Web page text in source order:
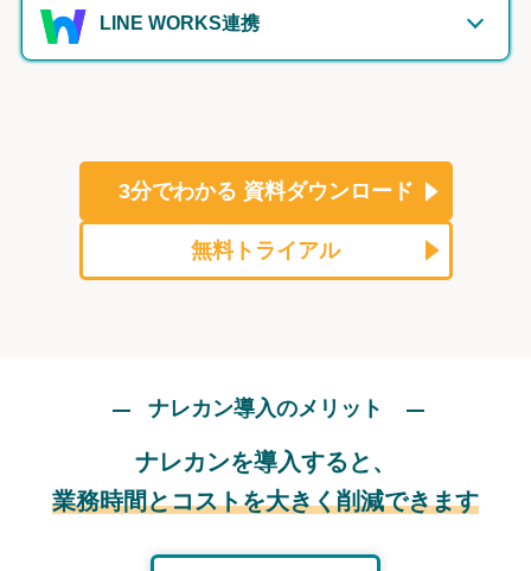
LINE WORKS連携
3分でわかる 資料ダウンロード
無料トライアル
ナレカン導入のメリット
ナレカンを導入すると、
業務時間とコストを大きく削減できます